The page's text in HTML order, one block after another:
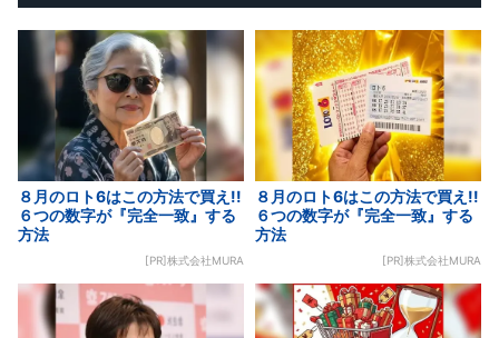
８月のロト6はこの方法で買え!!
６つの数字が『完全一致』する
方法
[PR]株式会社MURA
８月のロト6はこの方法で買え!!
６つの数字が『完全一致』する
方法
[PR]株式会社MURA